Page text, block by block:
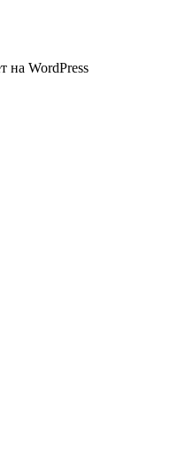
на WordPress